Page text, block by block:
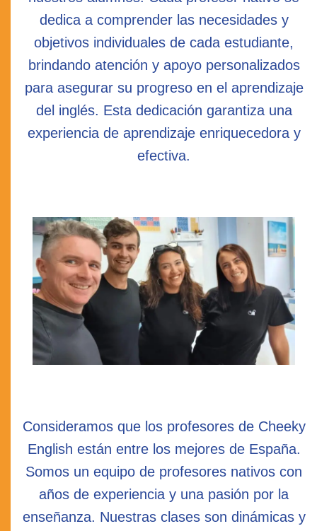
dedica a comprender las necesidades y
objetivos individuales de cada estudiante,
brindando atención y apoyo personalizados
para asegurar su progreso en el aprendizaje
del inglés. Esta dedicación garantiza una
experiencia de aprendizaje enriquecedora y
efectiva.
Consideramos que los profesores de Cheeky
English están entre los mejores de España.
Somos un equipo de profesores nativos con
años de experiencia y una pasión por la
enseñanza. Nuestras clases son dinámicas y